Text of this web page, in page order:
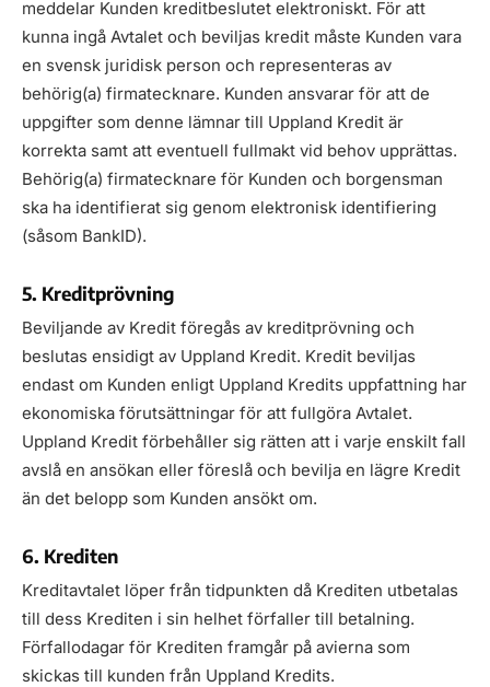
meddelar Kunden kreditbeslutet elektroniskt. För att
kunna ingå Avtalet och beviljas kredit måste Kunden vara
en svensk juridisk person och representeras av
behörig(a) firmatecknare. Kunden ansvarar för att de
uppgifter som denne lämnar till Uppland Kredit är
korrekta samt att eventuell fullmakt vid behov upprättas.
Behörig(a) firmatecknare för Kunden och borgensman
ska ha identifierat sig genom elektronisk identifiering
(såsom BankID).
5. Kreditprövning
Beviljande av Kredit föregås av kreditprövning och
beslutas ensidigt av Uppland Kredit. Kredit beviljas
endast om Kunden enligt Uppland Kredits uppfattning har
ekonomiska förutsättningar för att fullgöra Avtalet.
Uppland Kredit förbehåller sig rätten att i varje enskilt fall
avslå en ansökan eller föreslå och bevilja en lägre Kredit
än det belopp som Kunden ansökt om.
6. Krediten
Kreditavtalet löper från tidpunkten då Krediten utbetalas
till dess Krediten i sin helhet förfaller till betalning.
Förfallodagar för Krediten framgår på avierna som
skickas till kunden från Uppland Kredits.